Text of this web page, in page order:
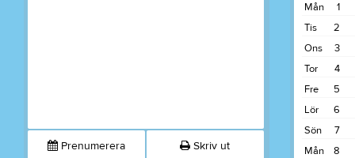
Prenumerera Skriv ut
1
Mån
2
Tis
3
Ons
4
Tor
5
Fre
6
Lör
7
Sön
8
Mån